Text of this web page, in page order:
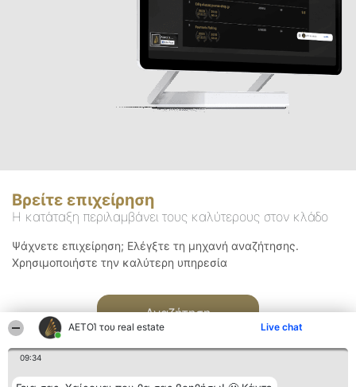
ΑΕΤΟΊ του real estate Live chat
09:34
Βρείτε επιχείρηση
Η κατάταξη περιλαμβάνει τους καλύτερους στον κλάδο
Ψάχνετε επιχείρηση; Ελέγξτε τη μηχανή αναζήτησης.
Χρησιμοποιήστε την καλύτερη υπηρεσία
Αναζήτηση